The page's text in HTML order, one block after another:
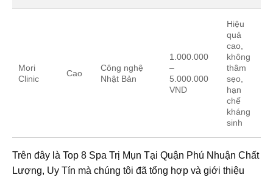
Mori
Clinic
Cao
Công nghệ
Nhật Bản
1.000.000
–
5.000.000
VND
Hiệu
quả
cao,
không
thâm
sẹo,
hạn
chế
kháng
sinh
Trên đây là Top 8 Spa Trị Mụn Tại Quận Phú Nhuận Chất
Lượng, Uy Tín mà chúng tôi đã tổng hợp và giới thiệu